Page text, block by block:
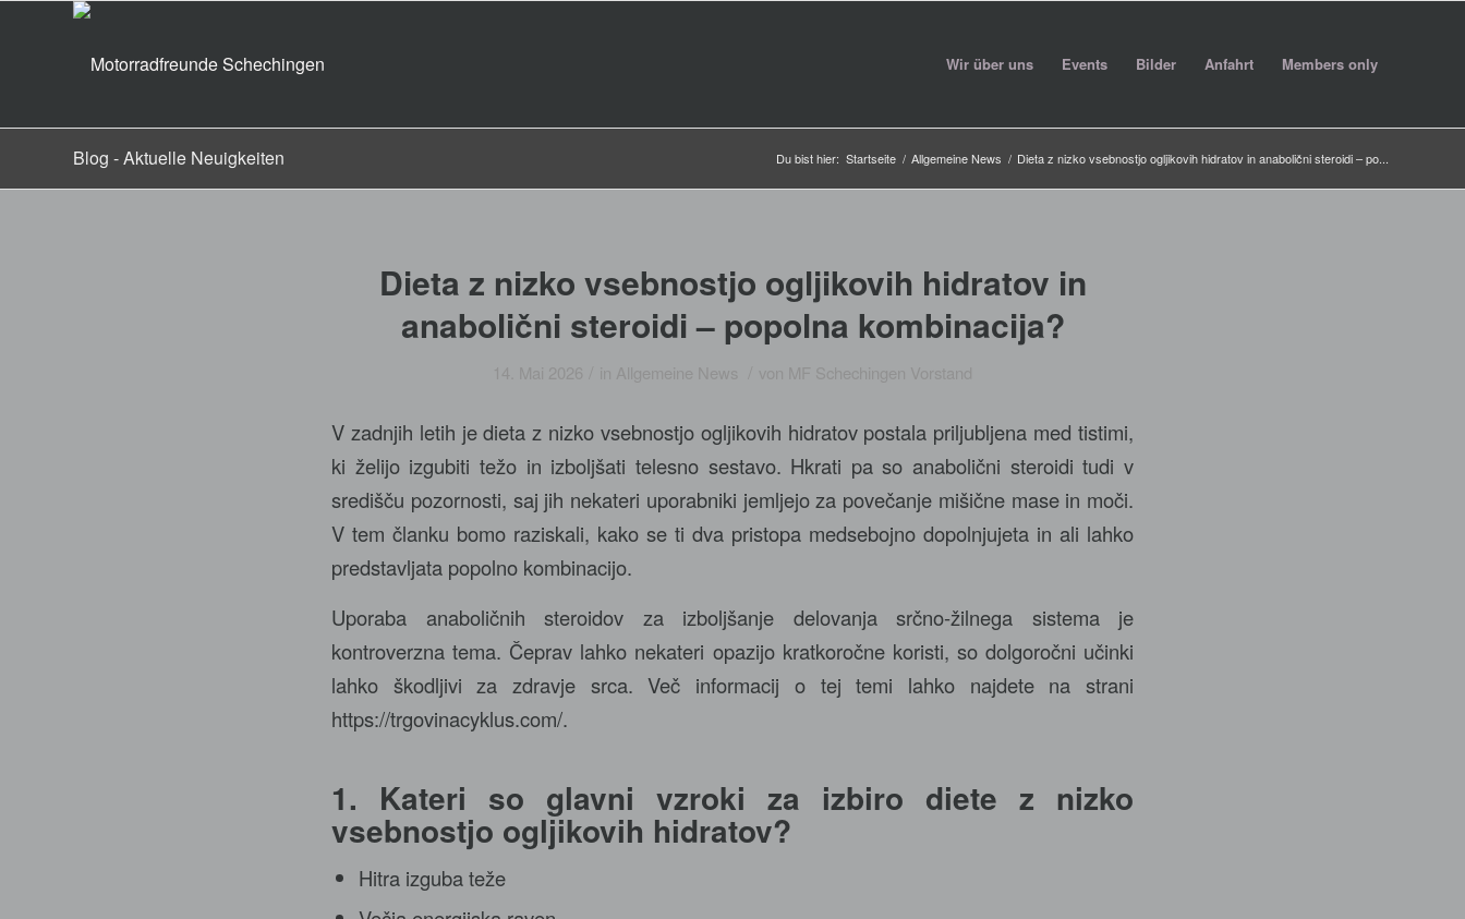
Wir über uns Events Bilder Anfahrt Members only
Blog - Aktuelle Neuigkeiten Du bist hier: Startseite / Allgemeine News / Dieta z nizko vsebnostjo ogljikovih hidratov in anabolični steroidi – po...
Dieta z nizko vsebnostjo ogljikovih hidratov in
anabolični steroidi – popolna kombinacija?
in Allgemeine News von MF Schechingen Vorstand
V zadnjih letih je dieta z nizko vsebnostjo ogljikovih hidratov postala priljubljena med tistimi,
ki želijo izgubiti težo in izboljšati telesno sestavo. Hkrati pa so anabolični steroidi tudi v
središču pozornosti, saj jih nekateri uporabniki jemljejo za povečanje mišične mase in moči.
V tem članku bomo raziskali, kako se ti dva pristopa medsebojno dopolnjujeta in ali lahko
predstavljata popolno kombinacijo.
Uporaba anaboličnih steroidov za izboljšanje delovanja srčno-žilnega sistema je
kontroverzna tema. Čeprav lahko nekateri opazijo kratkoročne koristi, so dolgoročni učinki
lahko škodljivi za zdravje srca. Več informacij o tej temi lahko najdete na strani
https://trgovinacyklus.com/.
1. Kateri so glavni vzroki za izbiro diete z nizko
vsebnostjo ogljikovih hidratov?
Hitra izguba teže